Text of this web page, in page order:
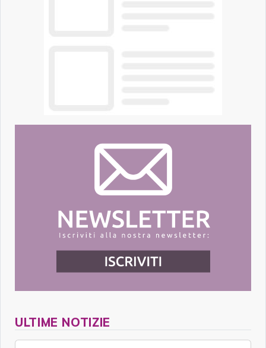
ULTIME NOTIZIE